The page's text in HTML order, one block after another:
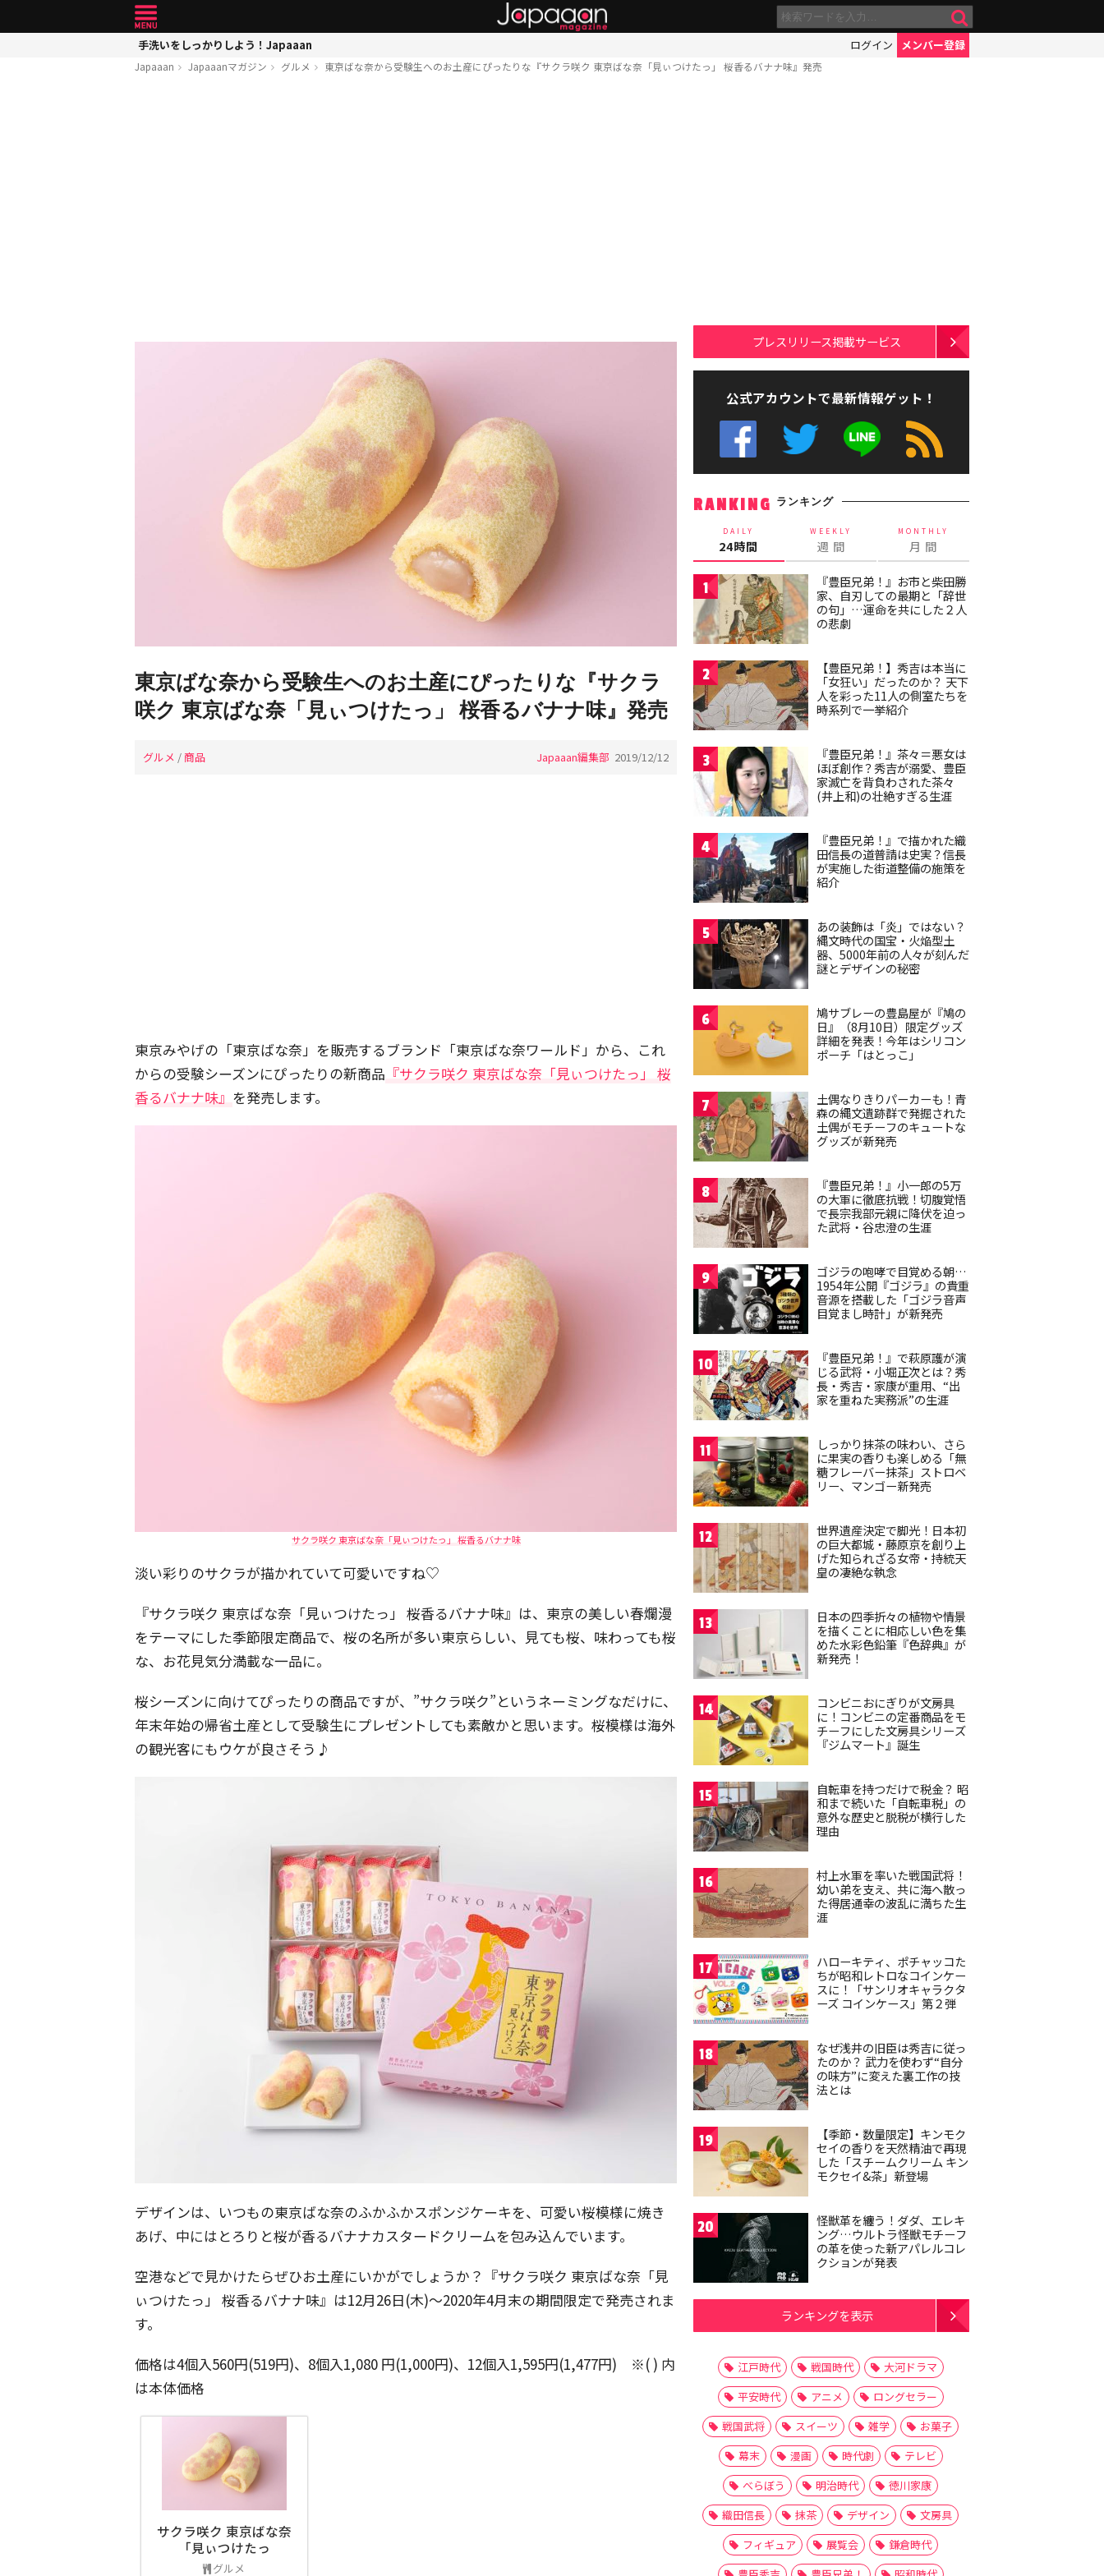
手洗いをしっかりしよう！Japaaan ログイン メンバー登録
Japaaan Japaaanマガジン グルメ 東京ばな奈から受験生へのお土産にぴったりな『サクラ咲ク 東京ばな奈「見ぃつけたっ」 桜香るバナナ味』発売
東京ばな奈から受験生へのお土産にぴったりな『サクラ
咲ク 東京ばな奈「見ぃつけたっ」 桜香るバナナ味』発売
グルメ / 商品 Japaaan編集部 2019/12/12
東京みやげの「東京ばな奈」を販売するブランド「東京ばな奈ワールド」から、これ
からの受験シーズンにぴったりの新商品 『サクラ咲ク 東京ばな奈「見ぃつけたっ」 桜
香るバナナ味』 を発売します。
サクラ咲ク 東京ばな奈「見ぃつけたっ」 桜香るバナナ味
淡い彩りのサクラが描かれていて可愛いですね♡
『サクラ咲ク 東京ばな奈「見ぃつけたっ」 桜香るバナナ味』は、東京の美しい春爛漫
をテーマにした季節限定商品で、桜の名所が多い東京らしい、見ても桜、味わっても桜
な、お花見気分満載な一品に。
桜シーズンに向けてぴったりの商品ですが、”サクラ咲ク”というネーミングなだけに、
年末年始の帰省土産として受験生にプレゼントしても素敵かと思います。桜模様は海外
の観光客にもウケが良さそう♪
デザインは、いつもの東京ばな奈のふかふかスポンジケーキを、可愛い桜模様に焼き
あげ、中にはとろりと桜が香るバナナカスタードクリームを包み込んでいます。
空港などで見かけたらぜひお土産にいかがでしょうか？『サクラ咲ク 東京ばな奈「見
ぃつけたっ」 桜香るバナナ味』は12月26日(木)～2020年4月末の期間限定で発売されま
す。
価格は4個入560円(519円)、8個入1,080 円(1,000円)、12個入1,595円(1,477円) ※( ) 内
は本体価格
サクラ咲ク 東京ばな奈
「見ぃつけたっ
グルメ
プレスリリース掲載サービス
公式アカウントで最新情報ゲット！
RANKING ランキング
DAILY
24時間
WEEKLY
週 間
MONTHLY
月 間
1
『豊臣兄弟！』お市と柴田勝
家、自刃しての最期と「辞世
の句」…運命を共にした２人
の悲劇
2
【豊臣兄弟！】秀吉は本当に
「女狂い」だったのか？ 天下
人を彩った11人の側室たちを
時系列で一挙紹介
3
『豊臣兄弟！』茶々＝悪女は
ほぼ創作？秀吉が溺愛、豊臣
家滅亡を背負わされた茶々
(井上和)の壮絶すぎる生涯
4
『豊臣兄弟！』で描かれた織
田信長の道普請は史実？信長
が実施した街道整備の施策を
紹介
5
あの装飾は「炎」ではない？
縄文時代の国宝・火焔型土
器、5000年前の人々が刻んだ
謎とデザインの秘密
6
鳩サブレーの豊島屋が『鳩の
日』（8月10日）限定グッズ
詳細を発表！今年はシリコン
ポーチ「はとっこ」
7
土偶なりきりパーカーも！青
森の縄文遺跡群で発掘された
土偶がモチーフのキュートな
グッズが新発売
8
『豊臣兄弟！』小一郎の5万
の大軍に徹底抗戦！切腹覚悟
で長宗我部元親に降伏を迫っ
た武将・谷忠澄の生涯
9
ゴジラの咆哮で目覚める朝…
1954年公開『ゴジラ』の貴重
音源を搭載した「ゴジラ音声
目覚まし時計」が新発売
10
『豊臣兄弟！』で萩原護が演
じる武将・小堀正次とは？秀
長・秀吉・家康が重用、“出
家を重ねた実務派”の生涯
11
しっかり抹茶の味わい、さら
に果実の香りも楽しめる「無
糖フレーバー抹茶」ストロベ
リー、マンゴー新発売
12
世界遺産決定で脚光！日本初
の巨大都城・藤原京を創り上
げた知られざる女帝・持統天
皇の凄絶な執念
13
日本の四季折々の植物や情景
を描くことに相応しい色を集
めた水彩色鉛筆『色辞典』が
新発売！
14
コンビニおにぎりが文房具
に！コンビニの定番商品をモ
チーフにした文房具シリーズ
『ジムマート』誕生
15
自転車を持つだけで税金？ 昭
和まで続いた「自転車税」の
意外な歴史と脱税が横行した
理由
16
村上水軍を率いた戦国武将！
幼い弟を支え、共に海へ散っ
た得居通幸の波乱に満ちた生
涯
17
ハローキティ、ポチャッコた
ちが昭和レトロなコインケー
スに！「サンリオキャラクタ
ーズ コインケース」第２弾
18
なぜ浅井の旧臣は秀吉に従っ
たのか？ 武力を使わず“自分
の味方”に変えた裏工作の技
法とは
19
【季節・数量限定】キンモク
セイの香りを天然精油で再現
した「スチームクリーム キン
モクセイ&茶」新登場
20
怪獣革を纏う！ダダ、エレキ
ング…ウルトラ怪獣モチーフ
の革を使った新アパレルコレ
クションが発表
ランキングを表示
江戸時代 戦国時代
大河ドラマ
平安時代
アニメ
ロングセラー
戦国武将
スイーツ 雑学
お菓子
幕末
漫画 時代劇
テレビ
べらぼう
明治時代
徳川家康
織田信長
抹茶 デザイン
文房具
フィギュア
展覧会
鎌倉時代